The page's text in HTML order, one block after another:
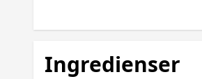
Ingredienser